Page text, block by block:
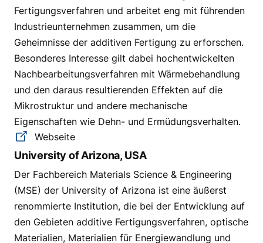
Fertigungsverfahren und arbeitet eng mit führenden
Industrieunternehmen zusammen, um die
Geheimnisse der additiven Fertigung zu erforschen.
Besonderes Interesse gilt dabei hochentwickelten
Nachbearbeitungsverfahren mit Wärmebehandlung
und den daraus resultierenden Effekten auf die
Mikrostruktur und andere mechanische
Eigenschaften wie Dehn- und Ermüdungsverhalten.
Webseite
University of Arizona, USA
Der Fachbereich Materials Science & Engineering
(MSE) der University of Arizona ist eine äußerst
renommierte Institution, die bei der Entwicklung auf
den Gebieten additive Fertigungsverfahren, optische
Materialien, Materialien für Energiewandlung und